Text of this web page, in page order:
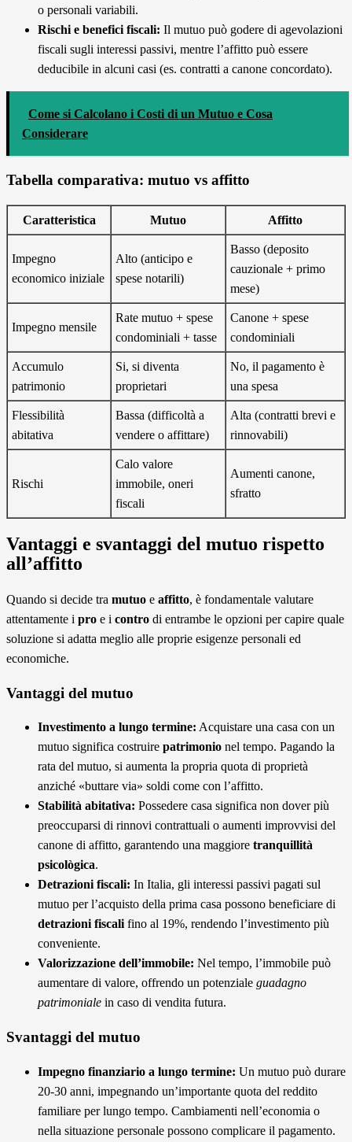
o personali variabili.
Rischi e benefici fiscali: Il mutuo può godere di agevolazioni
fiscali sugli interessi passivi, mentre l’affitto può essere
deducibile in alcuni casi (es. contratti a canone concordato).
Come si Calcolano i Costi di un Mutuo e Cosa
Considerare
Tabella comparativa: mutuo vs affitto
Caratteristica Mutuo Affitto
Impegno
economico iniziale
Alto (anticipo e
spese notarili)
Basso (deposito
cauzionale + primo
mese)
Impegno mensile
Rate mutuo + spese
condominiali + tasse
Canone + spese
condominiali
Accumulo
patrimonio
Si, si diventa
proprietari
No, il pagamento è
una spesa
Flessibilità
abitativa
Bassa (difficoltà a
vendere o affittare)
Alta (contratti brevi e
rinnovabili)
Rischi
Calo valore
immobile, oneri
fiscali
Aumenti canone,
sfratto
Vantaggi e svantaggi del mutuo rispetto
all’affitto
Quando si decide tra mutuo e affitto, è fondamentale valutare
attentamente i pro e i contro di entrambe le opzioni per capire quale
soluzione si adatta meglio alle proprie esigenze personali ed
economiche.
Vantaggi del mutuo
Investimento a lungo termine: Acquistare una casa con un
mutuo significa costruire patrimonio nel tempo. Pagando la
rata del mutuo, si aumenta la propria quota di proprietà
anziché «buttare via» soldi come con l’affitto.
Stabilità abitativa: Possedere casa significa non dover più
preoccuparsi di rinnovi contrattuali o aumenti improvvisi del
canone di affitto, garantendo una maggiore tranquillità
psicològica.
Detrazioni fiscali: In Italia, gli interessi passivi pagati sul
mutuo per l’acquisto della prima casa possono beneficiare di
detrazioni fiscali fino al 19%, rendendo l’investimento più
conveniente.
Valorizzazione dell’immobile: Nel tempo, l’immobile può
aumentare di valore, offrendo un potenziale guadagno
patrimoniale in caso di vendita futura.
Svantaggi del mutuo
Impegno finanziario a lungo termine: Un mutuo può durare
20-30 anni, impegnando un’importante quota del reddito
familiare per lungo tempo. Cambiamenti nell’economia o
nella situazione personale possono complicare il pagamento.